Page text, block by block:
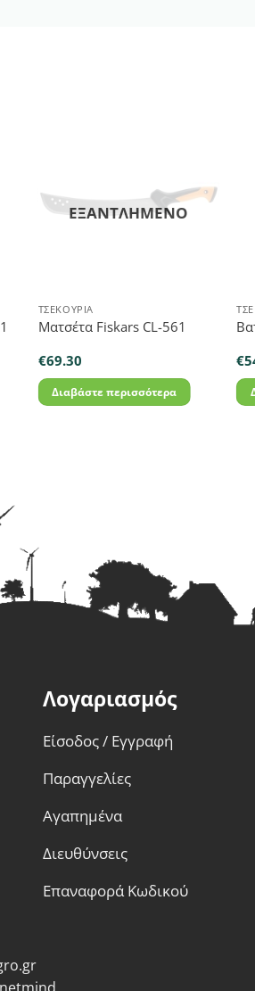
ΕΞΑΝΤΛΗΜΈΝΟ
ΤΣΕΚΟΎΡΙΑ
Ματσέτα Fiskars CL-561
€69.30
Διαβάστε περισσότερα
€
Λογαριασμός
Είσοδος / Εγγραφή
Παραγγελίες
Αγαπημένα
Διευθύνσεις
Επαναφορά Κωδικού